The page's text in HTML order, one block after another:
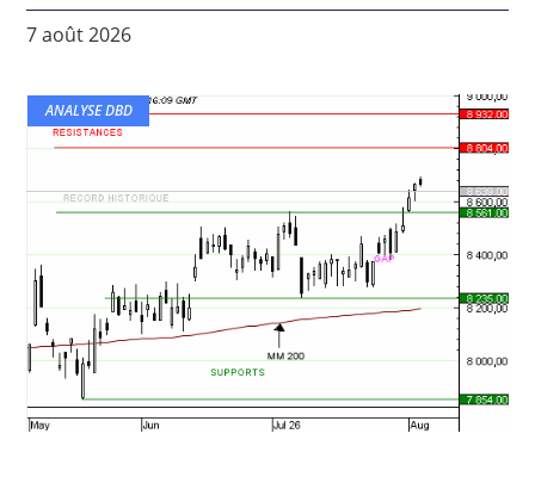
7 août 2026
ANALYSE DBD